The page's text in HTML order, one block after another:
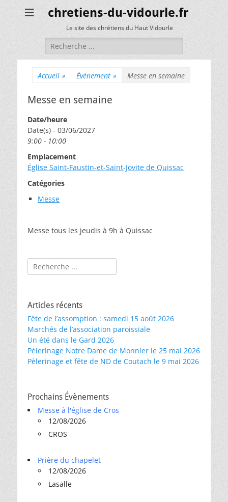
chretiens-du-vidourle.fr
Le site des chrétiens du Haut Vidourle
Rechercher :
Accueil » Évènement » Messe en semaine
Messe en semaine
Date/heure
Date(s) - 03/06/2027
9:00 - 10:00
Emplacement
Église Saint-Faustin-et-Saint-Jovite de Quissac
Catégories
Messe
Messe tous les jeudis à 9h à Quissac
Rechercher :
Articles récents
Fête de l’assomption : samedi 15 août 2026
Marchés de l’association paroissiale
Un été dans le Gard 2026
Pèlerinage Notre Dame de Monnier le 25 mai 2026
Pèlerinage et fête de ND de Coutach le 9 mai 2026
Prochains Évènements
Messe à l'église de Cros
12/08/2026
CROS
Prière du chapelet
12/08/2026
Lasalle